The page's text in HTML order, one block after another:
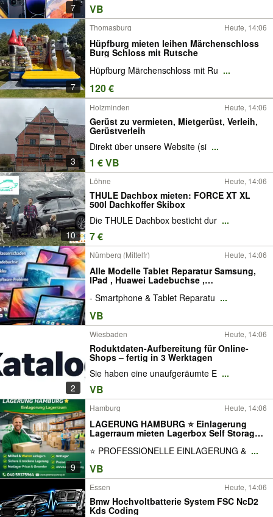
7 VB
7
Thomasburg Heute, 14:06
Hüpfburg mieten leihen Märchenschloss
Burg Schloss mit Rutsche
Hüpfburg Märchenschloss mit Ru ...
120 €
3
Holzminden Heute, 14:06
Gerüst zu vermieten, Mietgerüst, Verleih,
Gerüstverleih
Direkt über unsere Website (si ...
1 € VB
10
Löhne Heute, 14:06
THULE Dachbox mieten: FORCE XT XL
500l Dachkoffer Skibox
Die THULE Dachbox besticht dur ...
7 €
Nürnberg (Mittelfr) Heute, 14:06
Alle Modelle Tablet Reparatur Samsung,
IPad , Huawei Ladebuchse ,
Displayschaden
- Smartphone & Tablet Reparatu ...
VB
2
Wiesbaden Heute, 14:06
Roduktdaten-Aufbereitung für Online-
Shops – fertig in 3 Werktagen
Sie haben eine unaufgeräumte E ...
VB
9
Hamburg Heute, 14:06
LAGERUNG HAMBURG ⭐ Einlagerung
Lagerraum mieten Lagerbox Self Storage
Möbel Lager Zwischenlagerung
Umzugsgut Lagerhalle Lagerfläche Möbel
Wohnung Gewerbe Büro
⭐ PROFESSIONELLE EINLAGERUNG & ...
VB
Essen Heute, 14:06
Bmw Hochvoltbatterie System FSC NcD2
Kds Coding